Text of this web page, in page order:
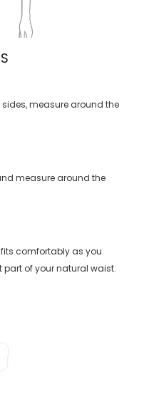
measure around the
measure around the
comfortably as you
of your natural waist.